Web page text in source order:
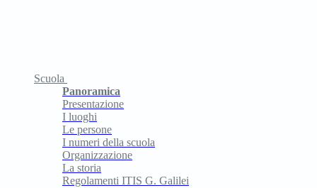
Scuola
Panoramica
Presentazione
I luoghi
Le persone
I numeri della scuola
Organizzazione
La storia
Regolamenti ITIS G. Galilei